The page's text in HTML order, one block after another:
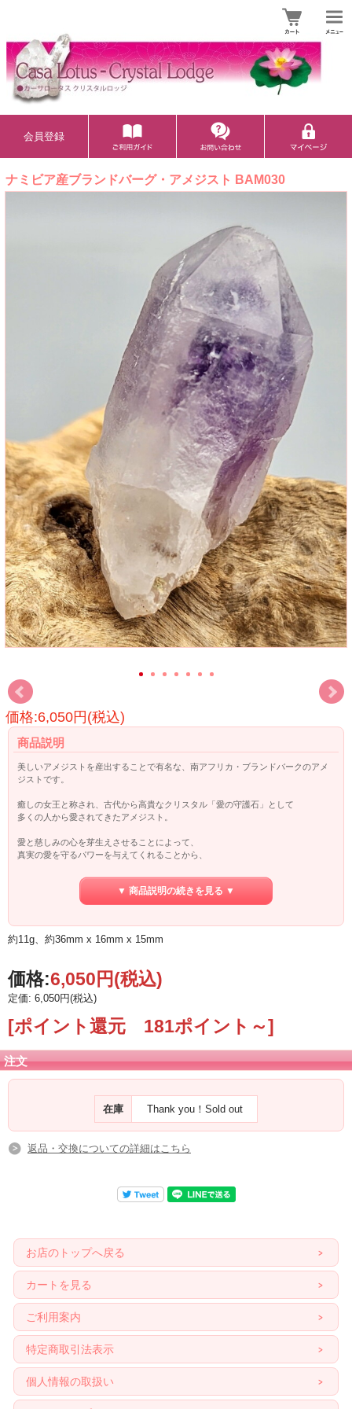
会員登録
ナミビア産ブランドバーグ・アメジスト BAM030
価格:6,050円(税込)
商品説明
美しいアメジストを産出することで有名な、南アフリカ・ブランドバークのアメ
ジストです。
癒しの女王と称され、古代から高貴なクリスタル「愛の守護石」として
多くの人から愛されてきたアメジスト。
愛と慈しみの心を芽生えさせることによって、
真実の愛を守るパワーを与えてくれることから、
また、アメジストの一番の特徴は、ストレスで疲れた心を癒し、落ち着かせ、
穏やかな安らぎを与えてくれるといわれる、癒しのパワー。
傷つたハートにやすらぎのエネルギーを与えてくれるでしょう。
されている人にお勧めです。
さらには、インスピレーション、直観力を強力に高めるパワーがあるので、
身近に置いたり、持ったりするのもいいでしょう。
瞑想する時や、チャネリングにも力を貸してくれることでしょう。
紫外線に当て続けると退色してしまいます。
たんたんのリーディング記事はこちらへ☆
▼ 商品説明の続きを見る ▼
約11g、約36mm x 16mm x 15mm
価格:6,050円(税込)
定価: 6,050円(税込)
[ポイント還元 181ポイント～]
注文
在庫 Thank you！Sold out
返品・交換についての詳細はこちら
お店のトップへ戻る
カートを見る
ご利用案内
特定商取引法表示
個人情報の取扱い